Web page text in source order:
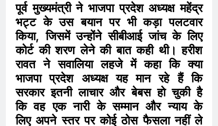
पूर्व मुख्यमंत्री ने भाजपा प्रदेश अध्यक्ष महेंद्र
भट्ट के उस बयान पर भी कड़ा पलटवार
किया, जिसमें उन्होंने सीबीआई जांच के लिए
कोर्ट की शरण लेने की बात कही थी। हरीश
रावत ने सवालिया लहजे में कहा कि क्या
भाजपा प्रदेश अध्यक्ष यह मान रहे हैं कि
सरकार इतनी लाचार और बेबस हो चुकी है
कि वह एक नारी के सम्मान और न्याय के
लिए अपने स्तर पर कोई ठोस फैसला नहीं ले